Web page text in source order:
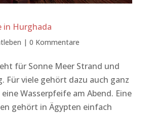
in Hurghada
| 0 Kommentare
für Sonne Meer Strand und
Für viele gehört dazu auch ganz
Wasserpfeife am Abend. Eine
gehört in Ägypten einfach